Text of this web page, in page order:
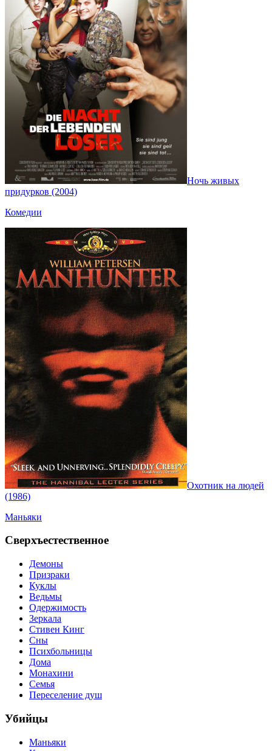
Ночь живых
придурков (2004)
Комедии
Охотник на людей
(1986)
Маньяки
Сверхъестественное
Демоны
Призраки
Куклы
Ведьмы
Одержимость
Зеркала
Стивен Кинг
Сны
Психбольницы
Дома
Монахини
Семья
Переселение душ
Убийцы
Маньяки